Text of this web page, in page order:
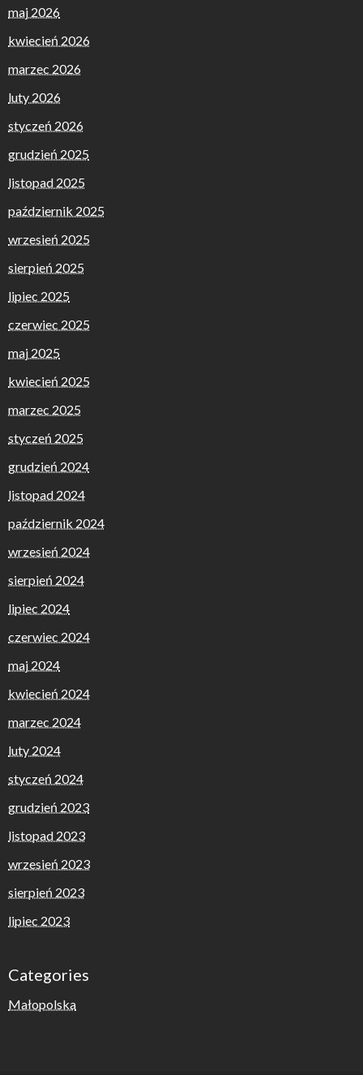
maj 2026
kwiecień 2026
marzec 2026
luty 2026
styczeń 2026
grudzień 2025
listopad 2025
październik 2025
wrzesień 2025
sierpień 2025
lipiec 2025
czerwiec 2025
maj 2025
kwiecień 2025
marzec 2025
styczeń 2025
grudzień 2024
listopad 2024
październik 2024
wrzesień 2024
sierpień 2024
lipiec 2024
czerwiec 2024
maj 2024
kwiecień 2024
marzec 2024
luty 2024
styczeń 2024
grudzień 2023
listopad 2023
wrzesień 2023
sierpień 2023
lipiec 2023
Categories
Małopolska